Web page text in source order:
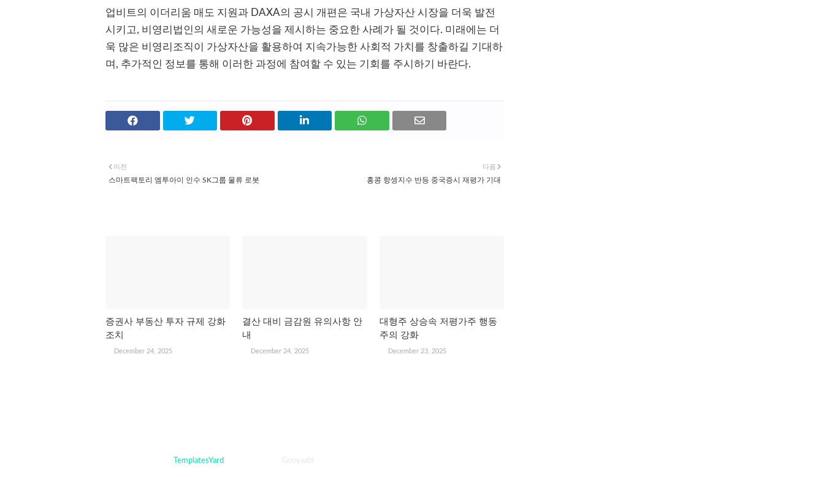
업비트의 이더리움 매도 지원과 DAXA의 공시 개편은 국내 가상자산 시장을 더욱 발전
시키고, 비영리법인의 새로운 가능성을 제시하는 중요한 사례가 될 것이다. 미래에는 더
욱 많은 비영리조직이 가상자산을 활용하여 지속가능한 사회적 가치를 창출하길 기대하
며, 추가적인 정보를 통해 이러한 과정에 참여할 수 있는 기회를 주시하기 바란다.
다음
홍콩 항셍지수 반등 중국증시 재평가 기대
이전
스마트팩토리 엠투아이 인수 SK그룹 물류 로봇
증권사 부동산 투자 규제 강화
조치
December 24, 2025
결산 대비 금감원 유의사항 안
내
December 24, 2025
대형주 상승속 저평가주 행동
주의 강화
December 23, 2025
TemplatesYard